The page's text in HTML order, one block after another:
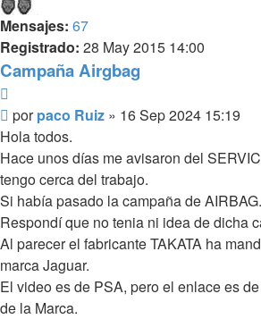
Mensajes: 67
Registrado: 28 May 2015 14:00
Campaña Airgbag
Mensaje
sin
leer
porpaco Ruiz » 16 Sep 2024 15:19
Hola todos.
Hace unos días me avisaron del
tengo cerca del trabajo.
Si había pasado la campaña de
Respondí que no tenia ni idea de dicha
Al parecer el fabricante TAKATA ha
marca Jaguar.
El video es de PSA, pero el enlace es
de la Marca.